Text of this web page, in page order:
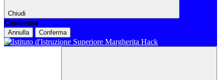
Chiudi
Conferma
Annulla Conferma